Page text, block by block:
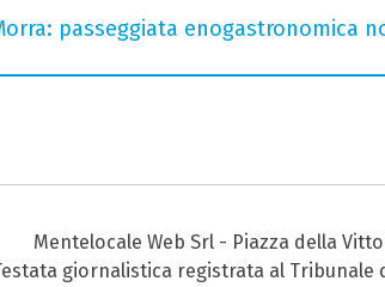
passeggiata enogastronomica
Mentelocale Web Srl - Piazza della
giornalistica registrata al Tribunale